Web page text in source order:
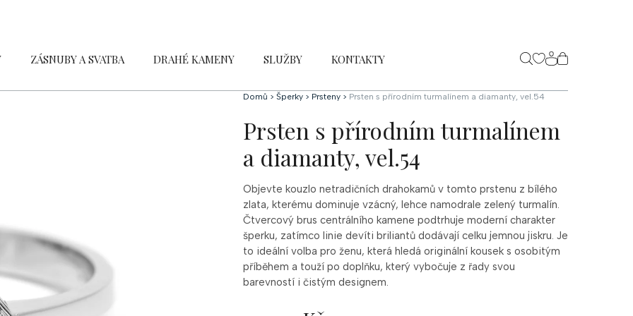
ZÁSNUBY A SVATBA DRAHÉ KAMENY SLUŽBY KONTAKTY
NÁKUPNÍ
KOŠÍK
Domů > Šperky > Prsteny > Prsten s přírodním turmalínem a diamanty, vel.54
Prsten s přírodním turmalínem
a diamanty, vel.54
Objevte kouzlo netradičních drahokamů v tomto prstenu z bílého
zlata, kterému dominuje vzácný, lehce namodrale zelený turmalín.
Čtvercový brus centrálního kamene podtrhuje moderní charakter
šperku, zatímco linie devíti briliantů dodávají celku jemnou jiskru. Je
to ideální volba pro ženu, která hledá originální kousek s osobitým
příběhem a touží po doplňku, který vybočuje z řady svou
barevností i čistým designem.